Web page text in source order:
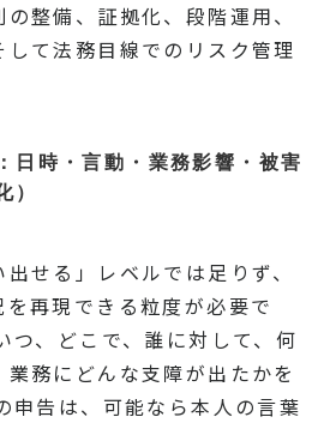
整備、証拠化、段階運用、
て法務目線でのリスク管理
日時・言動・業務影響・被害
）
せる」レベルでは足りず、
再現できる粒度が必要で
つ、どこで、誰に対して、何
務にどんな支障が出たかを
申告は、可能なら本人の言葉